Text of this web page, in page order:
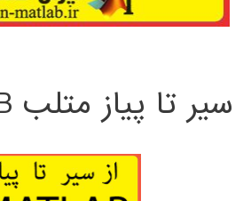
سیر تا پیاز متلب MATLAB